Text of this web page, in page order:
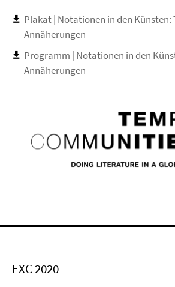
Plakat | Notationen in den Künsten:
Annäherungen
Programm | Notationen in den
Annäherungen
EXC 2020